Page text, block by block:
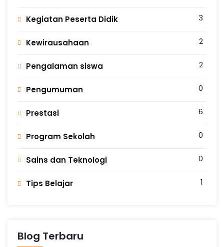
Kegiatan Peserta Didik 3
Kewirausahaan 2
Pengalaman siswa 2
Pengumuman 0
Prestasi 6
Program Sekolah 0
Sains dan Teknologi 0
Tips Belajar 1
Blog Terbaru